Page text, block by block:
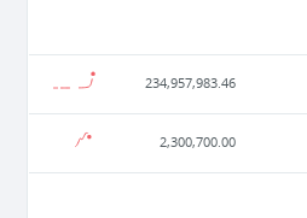
234,957,983.46
2,300,700.00